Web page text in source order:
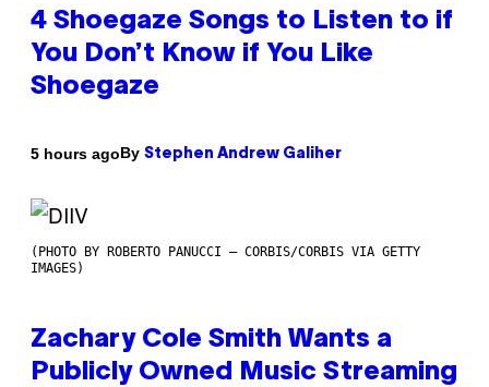
4 Shoegaze Songs to Listen to if
You Don’t Know if You Like
Shoegaze
5 hours agoBy Stephen Andrew Galiher
(PHOTO BY ROBERTO PANUCCI – CORBIS/CORBIS VIA GETTY
IMAGES)
Zachary Cole Smith Wants a
Publicly Owned Music Streaming